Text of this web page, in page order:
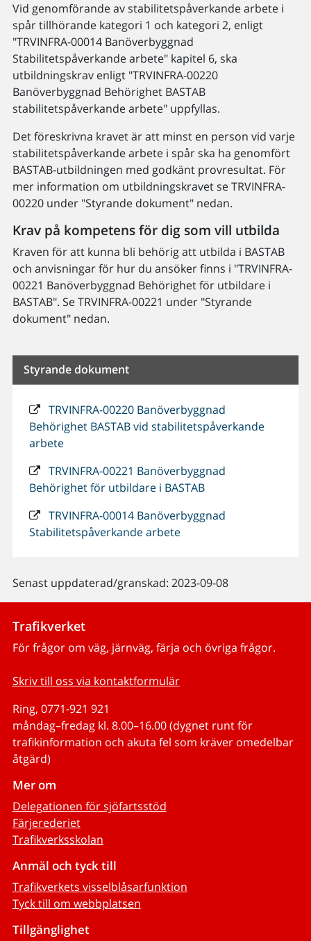
Vid genomförande av stabilitetspåverkande arbete i
spår tillhörande kategori 1 och kategori 2, enligt
"TRVINFRA-00014 Banöverbyggnad
Stabilitetspåverkande arbete" kapitel 6, ska
utbildningskrav enligt "TRVINFRA-00220
Banöverbyggnad Behörighet BASTAB
stabilitetspåverkande arbete" uppfyllas.
Det föreskrivna kravet är att minst en person vid varje
stabilitetspåverkande arbete i spår ska ha genomfört
BASTAB-utbildningen med godkänt provresultat. För
mer information om utbildningskravet se TRVINFRA-
00220 under "Styrande dokument" nedan.
Krav på kompetens för dig som vill utbilda
Kraven för att kunna bli behörig att utbilda i BASTAB
och anvisningar för hur du ansöker finns i "TRVINFRA-
00221 Banöverbyggnad Behörighet för utbildare i
BASTAB". Se TRVINFRA-00221 under "Styrande
dokument" nedan.
Styrande dokument
TRVINFRA-00220 Banöverbyggnad
Behörighet BASTAB vid stabilitetspåverkande
arbete
TRVINFRA-00221 Banöverbyggnad
Behörighet för utbildare i BASTAB
TRVINFRA-00014 Banöverbyggnad
Stabilitetspåverkande arbete
Senast uppdaterad/granskad: 2023-09-08
Trafikverket
För frågor om väg, järnväg, färja och övriga frågor.
Skriv till oss via kontaktformulär
Ring, 0771-921 921
måndag–fredag kl. 8.00–16.00 (dygnet runt för
trafikinformation och akuta fel som kräver omedelbar
åtgärd)
Mer om
Delegationen för sjöfartsstöd
Färjerederiet
Trafikverksskolan
Anmäl och tyck till
Trafikverkets visselblåsarfunktion
Tyck till om webbplatsen
Tillgänglighet